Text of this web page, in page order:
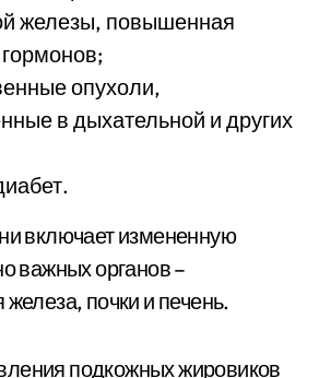
железы, повышенная
опухоли,
в дыхательной и других
включает измененную
важных органов –
почки и печень.